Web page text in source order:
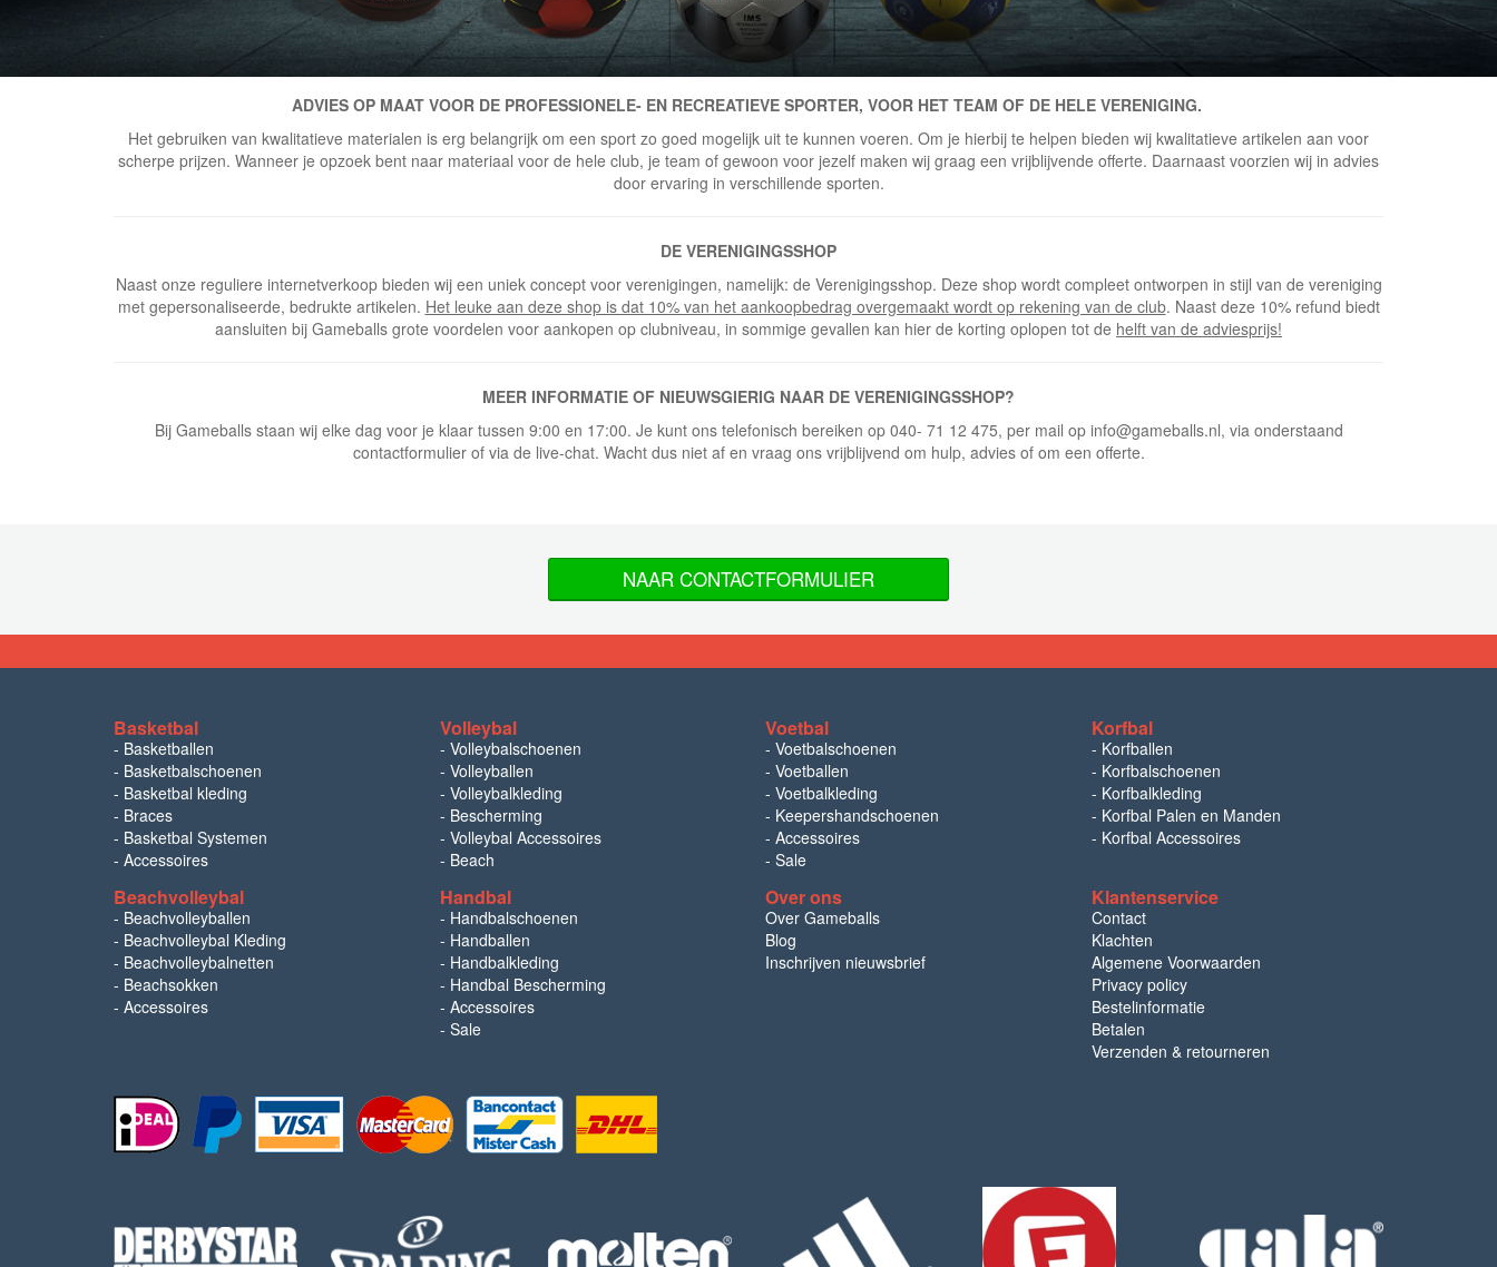
ADVIES OP MAAT VOOR DE PROFESSIONELE- EN RECREATIEVE SPORTER, VOOR HET TEAM OF DE HELE VERENIGING.
Het gebruiken van kwalitatieve materialen is erg belangrijk om een sport zo goed mogelijk uit te kunnen voeren. Om je hierbij te helpen bieden wij kwalitatieve artikelen aan voor
scherpe prijzen. Wanneer je opzoek bent naar materiaal voor de hele club, je team of gewoon voor jezelf maken wij graag een vrijblijvende offerte. Daarnaast voorzien wij in advies
door ervaring in verschillende sporten.
DE VERENIGINGSSHOP
Naast onze reguliere internetverkoop bieden wij een uniek concept voor verenigingen, namelijk: de Verenigingsshop. Deze shop wordt compleet ontworpen in stijl van de vereniging
met gepersonaliseerde, bedrukte artikelen. Het leuke aan deze shop is dat 10% van het aankoopbedrag overgemaakt wordt op rekening van de club. Naast deze 10% refund biedt
aansluiten bij Gameballs grote voordelen voor aankopen op clubniveau, in sommige gevallen kan hier de korting oplopen tot de helft van de adviesprijs!
MEER INFORMATIE OF NIEUWSGIERIG NAAR DE VERENIGINGSSHOP?
Bij Gameballs staan wij elke dag voor je klaar tussen 9:00 en 17:00. Je kunt ons telefonisch bereiken op 040- 71 12 475, per mail op info@gameballs.nl, via onderstaand
contactformulier of via de live-chat. Wacht dus niet af en vraag ons vrijblijvend om hulp, advies of om een offerte.
NAAR CONTACTFORMULIER
Basketbal
- Basketballen
- Basketbalschoenen
- Basketbal kleding
- Braces
- Basketbal Systemen
- Accessoires
Volleybal
- Volleybalschoenen
- Volleyballen
- Volleybalkleding
- Bescherming
- Volleybal Accessoires
- Beach
Voetbal
- Voetbalschoenen
- Voetballen
- Voetbalkleding
- Keepershandschoenen
- Accessoires
- Sale
Korfbal
- Korfballen
- Korfbalschoenen
- Korfbalkleding
- Korfbal Palen en Manden
- Korfbal Accessoires
Beachvolleybal
- Beachvolleyballen
- Beachvolleybal Kleding
- Beachvolleybalnetten
- Beachsokken
- Accessoires
Handbal
- Handbalschoenen
- Handballen
- Handbalkleding
- Handbal Bescherming
- Accessoires
- Sale
Over ons
Over Gameballs
Blog
Inschrijven nieuwsbrief
Klantenservice
Contact
Klachten
Algemene Voorwaarden
Privacy policy
Bestelinformatie
Betalen
Verzenden & retourneren